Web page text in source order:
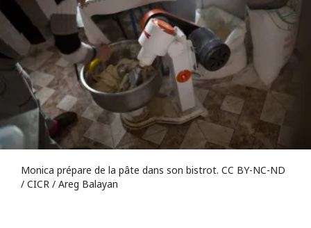
Monica prépare de la pâte dans son bistrot. CC BY-NC-ND
/ CICR / Areg Balayan